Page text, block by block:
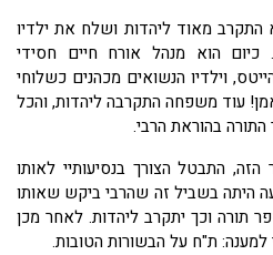
מאוד ליהדות ושלח את ילדיו
כיום הוא מנהל אורח חיים חסידי
וילדיו הנשואים מכהנים כשלוחי
עוד משפחה התקרבה ליהדות, והכל
בהוראת הרבי.
הזה, התבטל הצורך בנסיעותיי לאותו
היתה בשביל זה שהרבי ביקש שאותו
תורה וכך יתקרב ליהדות. לאחר מכן
למענה: ת"ח על הבשורות הטובות.